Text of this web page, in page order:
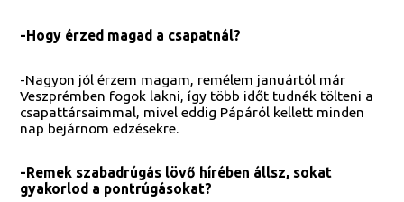
-Hogy érzed magad a csapatnál?
-Nagyon jól érzem magam, remélem januártól már
Veszprémben fogok lakni, így több időt tudnék tölteni a
csapattársaimmal, mivel eddig Pápáról kellett minden
nap bejárnom edzésekre.
-Remek szabadrúgás lövő hírében állsz, sokat
gyakorlod a pontrúgásokat?